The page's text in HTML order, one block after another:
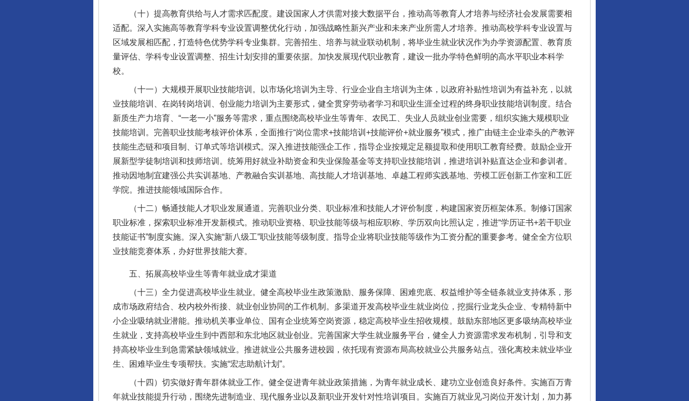
（十）提高教育供给与人才需求匹配度。建设国家人才供需对接大数据平台，推动高等教育人才培养与经济社会发展需要相
适配。深入实施高等教育学科专业设置调整优化行动，加强战略性新兴产业和未来产业所需人才培养。推动高校学科专业设置与
区域发展相匹配，打造特色优势学科专业集群。完善招生、培养与就业联动机制，将毕业生就业状况作为办学资源配置、教育质
量评估、学科专业设置调整、招生计划安排的重要依据。加快发展现代职业教育，建设一批办学特色鲜明的高水平职业本科学
校。
（十一）大规模开展职业技能培训。以市场化培训为主导、行业企业自主培训为主体，以政府补贴性培训为有益补充，以就
业技能培训、在岗转岗培训、创业能力培训为主要形式，健全贯穿劳动者学习和职业生涯全过程的终身职业技能培训制度。结合
新质生产力培育、“一老一小”服务等需求，重点围绕高校毕业生等青年、农民工、失业人员就业创业需要，组织实施大规模职业
技能培训。完善职业技能考核评价体系，全面推行“岗位需求+技能培训+技能评价+就业服务”模式，推广由链主企业牵头的产教评
技能生态链和项目制、订单式等培训模式。深入推进技能强企工作，指导企业按规定足额提取和使用职工教育经费。鼓励企业开
展新型学徒制培训和技师培训。统筹用好就业补助资金和失业保险基金等支持职业技能培训，推进培训补贴直达企业和参训者。
推动因地制宜建强公共实训基地、产教融合实训基地、高技能人才培训基地、卓越工程师实践基地、劳模工匠创新工作室和工匠
学院。推进技能领域国际合作。
（十二）畅通技能人才职业发展通道。完善职业分类、职业标准和技能人才评价制度，构建国家资历框架体系。制修订国家
职业标准，探索职业标准开发新模式。推动职业资格、职业技能等级与相应职称、学历双向比照认定，推进“学历证书+若干职业
技能证书”制度实施。深入实施“新八级工”职业技能等级制度。指导企业将职业技能等级作为工资分配的重要参考。健全全方位职
业技能竞赛体系，办好世界技能大赛。
五、拓展高校毕业生等青年就业成才渠道
（十三）全力促进高校毕业生就业。健全高校毕业生政策激励、服务保障、困难兜底、权益维护等全链条就业支持体系，形
成市场政府结合、校内校外衔接、就业创业协同的工作机制。多渠道开发高校毕业生就业岗位，挖掘行业龙头企业、专精特新中
小企业吸纳就业潜能。推动机关事业单位、国有企业统筹空岗资源，稳定高校毕业生招收规模。鼓励东部地区更多吸纳高校毕业
生就业，支持高校毕业生到中西部和东北地区就业创业。完善国家大学生就业服务平台，健全人力资源需求发布机制，引导和支
持高校毕业生到急需紧缺领域就业。推进就业公共服务进校园，依托现有资源布局高校就业公共服务站点。强化离校未就业毕业
生、困难毕业生专项帮扶。实施“宏志助航计划”。
（十四）切实做好青年群体就业工作。健全促进青年就业政策措施，为青年就业成长、建功立业创造良好条件。实施百万青
年就业技能提升行动，围绕先进制造业、现代服务业以及新职业开发针对性培训项目。实施百万就业见习岗位开发计划，加力募